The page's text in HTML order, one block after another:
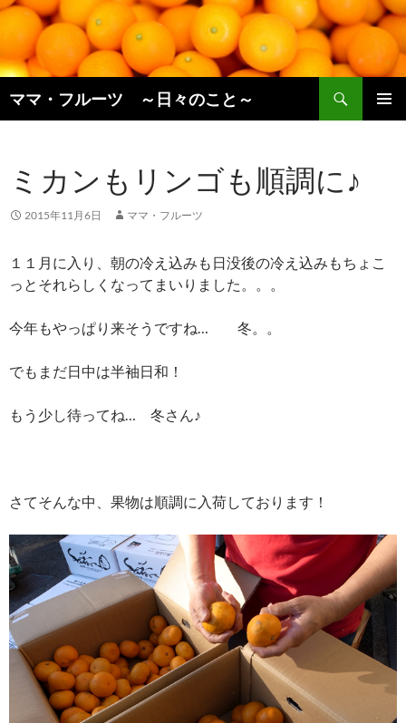
コ
テ
ン
ツ
へ
ママ・フルーツ ～日々のこと～
索
ミカンもリンゴも順調に♪
2015年11月6日 ママ・フルーツ
１１月に入り、朝の冷え込みも日没後の冷え込みもちょこ
っとそれらしくなってまいりました。。。
今年もやっぱり来そうですね… 冬。。
でもまだ日中は半袖日和！
もう少し待ってね… 冬さん♪
さてそんな中、果物は順調に入荷しております！